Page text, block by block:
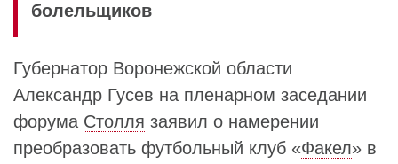
болельщиков
Губернатор Воронежской области
Александр Гусев на пленарном заседании
форума Столля заявил о намерении
преобразовать футбольный клуб «Факел» в